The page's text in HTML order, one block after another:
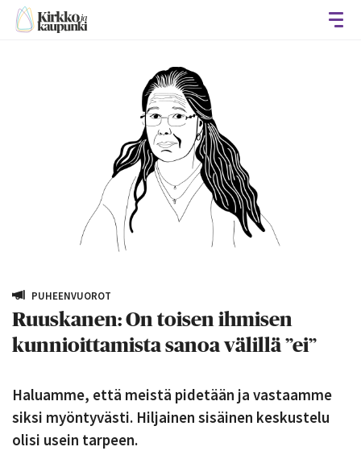
PUHEENVUOROT
Ruuskanen: On toisen ihmisen
kunnioittamista sanoa välillä ”ei”
Haluamme, että meistä pidetään ja vastaamme
siksi myöntyvästi. Hiljainen sisäinen keskustelu
olisi usein tarpeen.